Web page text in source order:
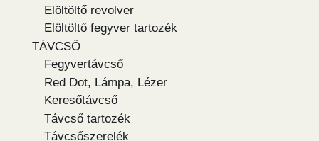
Elöltöltő revolver
Elöltöltő fegyver tartozék
TÁVCSŐ
Fegyvertávcső
Red Dot, Lámpa, Lézer
Keresőtávcső
Távcső tartozék
Távcsőszerelék